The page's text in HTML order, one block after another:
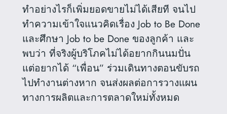
ทำอย่างไรก็เพิ่มยอดขายไม่ได้เสียที จนไป
ทำความเข้าใจแนวคิดเรื่อง Job to Be Done
และศึกษา Job to be Done ของลูกค้า และ
พบว่า ที่จริงผู้บริโภคไม่ได้อยากกินนมปั่น
แต่อยากได้ “เพื่อน” ร่วมเดินทางตอนขับรถ
ไปทำงานต่างหาก จนส่งผลต่อการวางแผน
ทางการผลิตและการตลาดใหม่ทั้งหมด